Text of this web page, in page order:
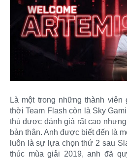
Là một trong những thành
thời Team Flash còn là Sky
thủ được đánh giá rất cao
bản thân. Anh được biết đến là
luôn là sự lựa chọn thứ 2 sau
thúc mùa giải 2019, anh đã